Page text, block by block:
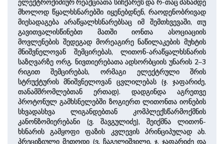
ელექტროქიმიურ რეაქციათა სიჩქარეს და რ-თაც მანამდე
მხოლოდ წყალხსნარებში იყენებდნენ, რაოდენობრივად
მიესადაგება არაწყალხსნარებსაც იმ შემთხვევაში, თუ
გავითვალისწინებთ მათში იონთა ასოციაციის
მოვლენების შედეგად მორეაგირე ნაწილაკების მუხტის
მნიშვნელოვან შემცირებას, ლითონ-არაწყალხსნარის
საზღვარზე ორგ. ნივთიერებათა ადსორბციის უნარის 2–3
რიგით შემცირებას, ორმაგი ელექტრული შრის
სტრუქტურის მნიშვნელოვან ცვლილებას (ჯ. ჯაფარიძე,
თანამშრომლებთან ერთად). დადგინდა აგრეთვე
პროტონულ გამხსნელებში ზოგიერთ ლითონთა იონების
სხვადასხვა ლიგანდებთან კომპლექსწარმოქმნის
კანონზომიერებანი (ვ. შავგულიძე), შეიქმნა ლითონ-
ხსნარის გამყოფი ფაზის კვლევის პრინციპულად ახ.
პრეციზიული მეთოდი (ვ. ჩაგელიშვილი, ჯ. ჯაფარიძე და